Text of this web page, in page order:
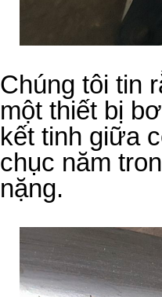
Chúng tôi tin
một thiết bị
kết tinh giữa
chục năm
nặng.